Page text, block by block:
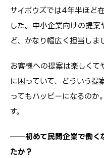
サイボウズでは4年半ほど
した。中小企業向けの提
ど、かなり幅広く担当しま
お客様への提案は楽しく
に困っていて、どういう
ってもハッピーになるの
す。
──初めて民間企業で働く
たか？